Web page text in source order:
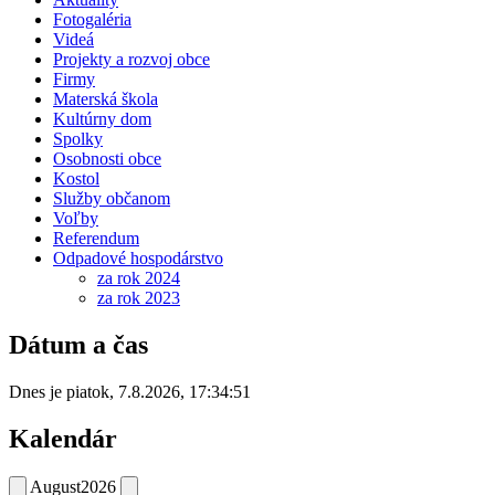
Fotogaléria
Videá
Projekty a rozvoj obce
Firmy
Materská škola
Kultúrny dom
Spolky
Osobnosti obce
Kostol
Služby občanom
Voľby
Referendum
Odpadové hospodárstvo
za rok 2024
za rok 2023
Dátum a čas
Dnes je piatok, 7.8.2026, 17:34:51
Kalendár
August2026